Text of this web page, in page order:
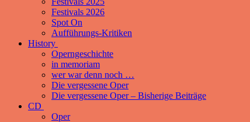
Festivals 2026
Spot On
Aufführungs-Kritiken
History
Operngeschichte
in memoriam
wer war denn noch …
Die vergessene Oper
Die vergessene Oper – Bisherige Beiträge
CD
Oper